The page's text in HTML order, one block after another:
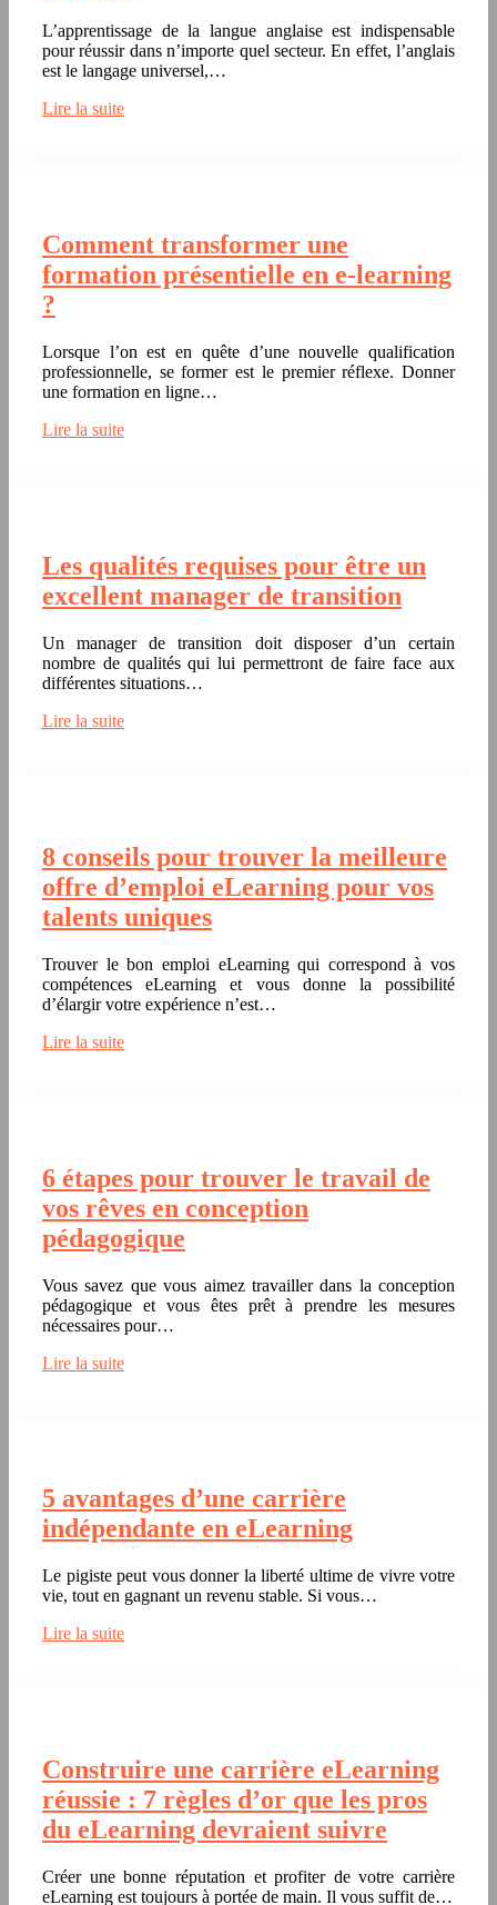
L’apprentissage de la langue anglaise est indispensable
pour réussir dans n’importe quel secteur. En effet, l’anglais
est le langage universel,…
Lire la suite
Comment transformer une
formation présentielle en e-learning
?
Lorsque l’on est en quête d’une nouvelle qualification
professionnelle, se former est le premier réflexe. Donner
une formation en ligne…
Lire la suite
Les qualités requises pour être un
excellent manager de transition
Un manager de transition doit disposer d’un certain
nombre de qualités qui lui permettront de faire face aux
différentes situations…
Lire la suite
8 conseils pour trouver la meilleure
offre d’emploi eLearning pour vos
talents uniques
Trouver le bon emploi eLearning qui correspond à vos
compétences eLearning et vous donne la possibilité
d’élargir votre expérience n’est…
Lire la suite
6 étapes pour trouver le travail de
vos rêves en conception
pédagogique
Vous savez que vous aimez travailler dans la conception
pédagogique et vous êtes prêt à prendre les mesures
nécessaires pour…
Lire la suite
5 avantages d’une carrière
indépendante en eLearning
Le pigiste peut vous donner la liberté ultime de vivre votre
vie, tout en gagnant un revenu stable. Si vous…
Lire la suite
Construire une carrière eLearning
réussie : 7 règles d’or que les pros
du eLearning devraient suivre
Créer une bonne réputation et profiter de votre carrière
eLearning est toujours à portée de main. Il vous suffit de…